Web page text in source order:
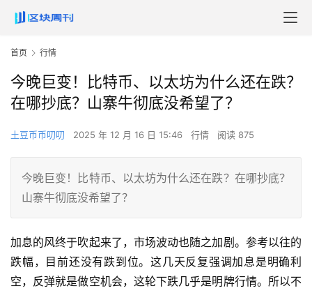
首页 行情
今晚巨变！比特币、以太坊为什么还在跌？
在哪抄底？山寨牛彻底没希望了？
土豆币币叨叨 2025 年 12 月 16 日 15:46 行情 阅读 875
今晚巨变！比特币、以太坊为什么还在跌？在哪抄底？
山寨牛彻底没希望了？
加息的风终于吹起来了，市场波动也随之加剧。参考以往的
跌幅，目前还没有跌到位。这几天反复强调加息是明确利
空，反弹就是做空机会，这轮下跌几乎是明牌行情。所以不